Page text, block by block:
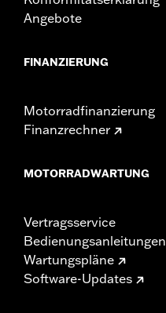
Angebote
FINANZIERUNG
Motorradfinanzierung
Finanzrechner
MOTORRADWARTUNG
Vertragsservice
Bedienungsanleitungen
Wartungspläne
Software-Updates